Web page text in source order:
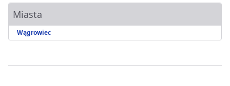
Miasta
Wągrowiec